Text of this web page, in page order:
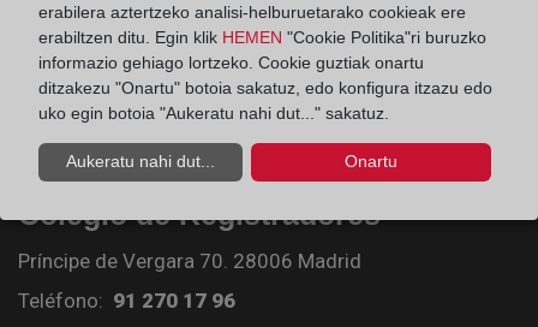
Colegio de Registradores
Príncipe de Vergara 70. 28006 Madrid
Teléfono: 91 270 17 96
erabilera aztertzeko analisi-helburuetarako cookieak ere
erabiltzen ditu. Egin klik HEMEN "Cookie Politika"ri buruzko
informazio gehiago lortzeko. Cookie guztiak onartu
ditzakezu "Onartu" botoia sakatuz, edo konfigura itzazu edo
uko egin botoia "Aukeratu nahi dut..." sakatuz.
Aukeratu nahi dut... Onartu